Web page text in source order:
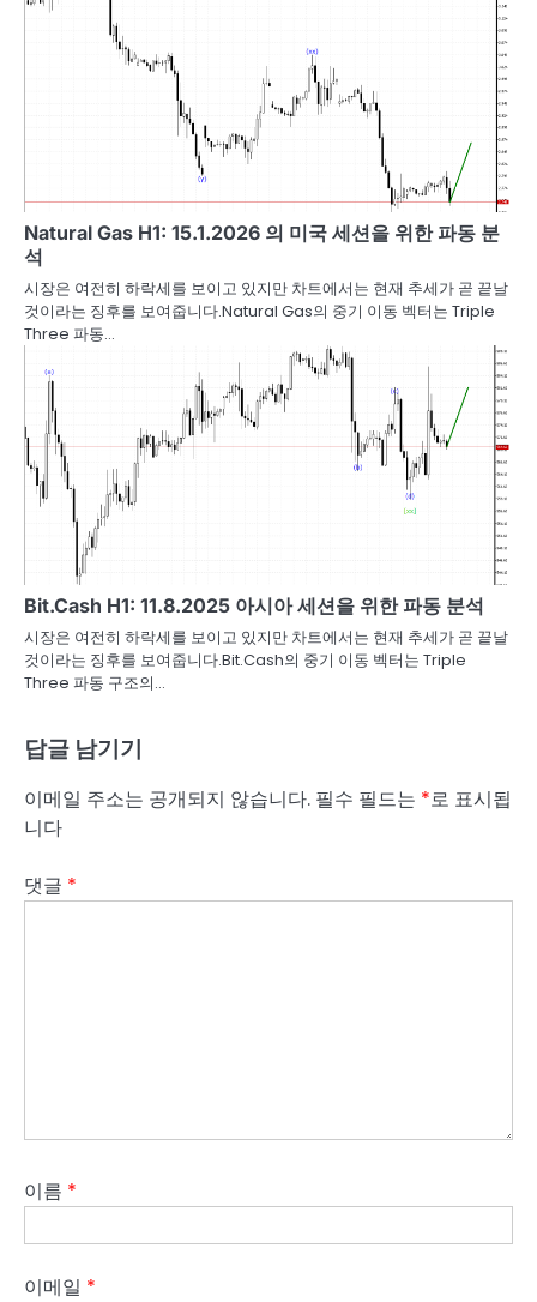
Natural Gas H1: 15.1.2026 의 미국 세션을 위한 파동 분
석
시장은 여전히 하락세를 보이고 있지만 차트에서는 현재 추세가 곧 끝날
것이라는 징후를 보여줍니다.Natural Gas의 중기 이동 벡터는 Triple
Three 파동…
Bit.Cash H1: 11.8.2025 아시아 세션을 위한 파동 분석
시장은 여전히 하락세를 보이고 있지만 차트에서는 현재 추세가 곧 끝날
것이라는 징후를 보여줍니다.Bit.Cash의 중기 이동 벡터는 Triple
Three 파동 구조의…
답글 남기기
이메일 주소는 공개되지 않습니다. 필수 필드는 *로 표시됩
니다
댓글 *
이름 *
이메일 *